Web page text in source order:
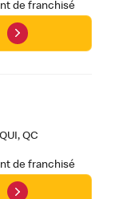
de franchisé
QC
de franchisé